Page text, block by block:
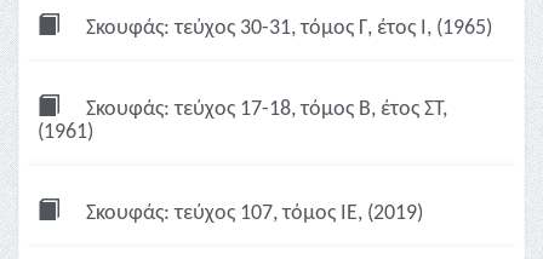
Σκουφάς: τεύχος 30-31, τόμος Γ, έτος Ι, (1965)
Σκουφάς: τεύχος 17-18, τόμος Β, έτος ΣΤ,
(1961)
Σκουφάς: τεύχος 107, τόμος ΙΕ, (2019)